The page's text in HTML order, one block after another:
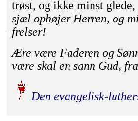
trøst, og ikke minst
sjæl ophøjer Herren, og
frelser!
Ære være Faderen og
være skal en sann Gud,
Den evangelisk-